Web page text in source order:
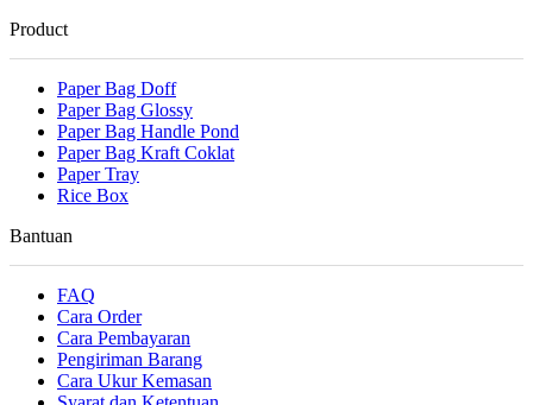
Product
Paper Bag Doff
Paper Bag Glossy
Paper Bag Handle Pond
Paper Bag Kraft Coklat
Paper Tray
Rice Box
Bantuan
FAQ
Cara Order
Cara Pembayaran
Pengiriman Barang
Cara Ukur Kemasan